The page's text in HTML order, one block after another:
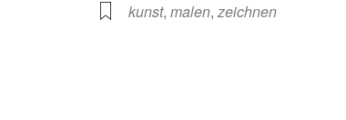
kunst,malen,zeichnen